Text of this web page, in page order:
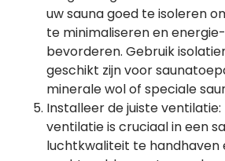
uw sauna goed te isoleren
te minimaliseren en
bevorderen. Gebruik
geschikt zijn voor
minerale wol of speciale
Installeer de juiste ventilatie:
ventilatie is cruciaal in een
luchtkwaliteit te handhaven